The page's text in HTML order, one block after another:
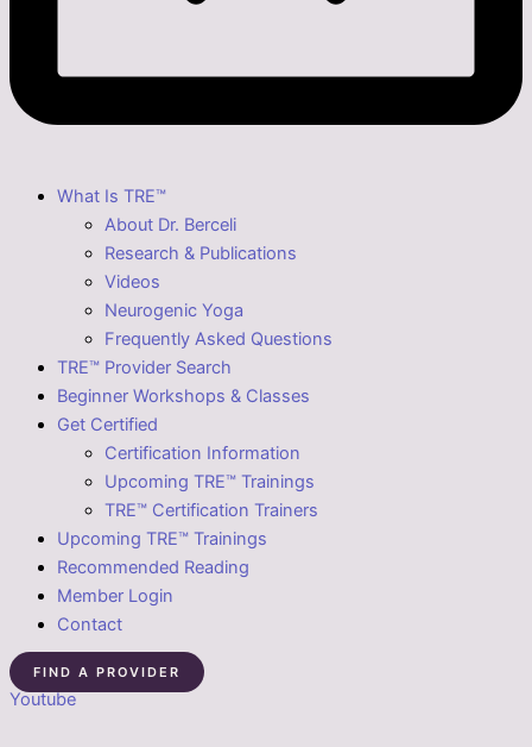
What Is TRE™
About Dr. Berceli
Research & Publications
Videos
Neurogenic Yoga
Frequently Asked Questions
TRE™ Provider Search
Beginner Workshops & Classes
Get Certified
Certification Information
Upcoming TRE™ Trainings
TRE™ Certification Trainers
Upcoming TRE™ Trainings
Recommended Reading
Member Login
Contact
FIND A PROVIDER
Youtube